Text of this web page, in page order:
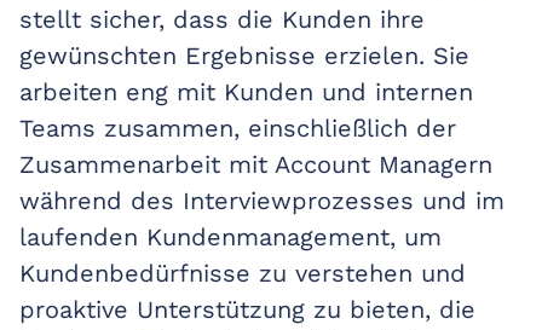
stellt sicher, dass die Kunden ihre
gewünschten Ergebnisse erzielen. Sie
arbeiten eng mit Kunden und internen
Teams zusammen, einschließlich der
Zusammenarbeit mit Account Managern
während des Interviewprozesses und im
laufenden Kundenmanagement, um
Kundenbedürfnisse zu verstehen und
proaktive Unterstützung zu bieten, die